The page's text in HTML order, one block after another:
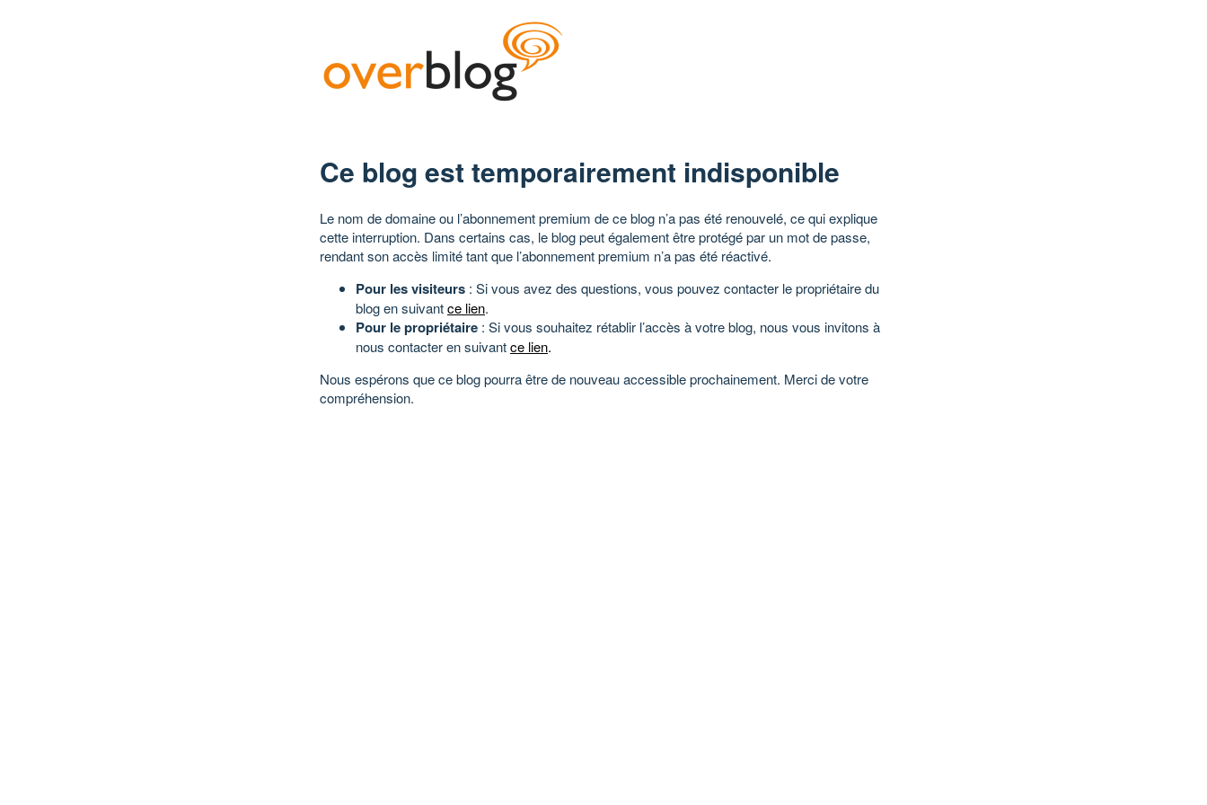
Ce blog est temporairement indisponible
Le nom de domaine ou l’abonnement premium de ce blog n’a pas été renouvelé, ce qui explique
cette interruption. Dans certains cas, le blog peut également être protégé par un mot de passe,
rendant son accès limité tant que l’abonnement premium n’a pas été réactivé.
Pour les visiteurs : Si vous avez des questions, vous pouvez contacter le propriétaire du
blog en suivantce lien.
Pour le propriétaire : Si vous souhaitez rétablir l’accès à votre blog, nous vous invitons à
nous contacter en suivantce lien.
Nous espérons que ce blog pourra être de nouveau accessible prochainement. Merci de votre
compréhension.